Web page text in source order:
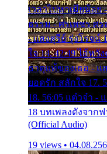
เวลาไปหาเมียน้อย
ธรรม - ศรเพชร ศ
- แสงสุรีย์ รุ่งโรจน์
ใจ 14. 42:49 ไอ้ห
ธาตุแท้ของเธอ - แ
ยอดรัก สลักใจ 17.
18. 56:05 แต๋วจ๋า -
18 บทเพลงดังจาก
(Official Audio)
19 views •